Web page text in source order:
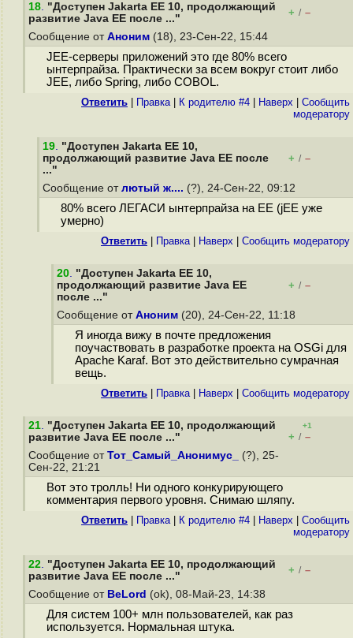
18. "Доступен Jakarta EE 10, продолжающий
развитие Java EE после ..."
+ / –
Сообщение от Аноним (18), 23-Сен-22, 15:44
JEE-серверы приложений это где 80% всего
ынтерпрайза. Практически за всем вокруг стоит либо
JEE, либо Spring, либо COBOL.
Ответить Правка| К родителю #4 Наверх
Cообщить
модератору
19. "Доступен Jakarta EE 10,
продолжающий развитие Java EE после
..."
+ / –
Сообщение от лютый ж.... (?), 24-Сен-22, 09:12
80% всего ЛЕГАСИ ынтерпрайза на ЕЕ (jEE уже
умерно)
Ответить Правка| Наверх Cообщить модератору
20. "Доступен Jakarta EE 10,
продолжающий развитие Java EE
после ..."
+ / –
Сообщение от Аноним (20), 24-Сен-22, 11:18
Я иногда вижу в почте предложения
поучаствовать в разработке проекта на OSGi для
Apache Karaf. Вот это действительно сумрачная
вещь.
Ответить Правка| Наверх Cообщить модератору
21. "Доступен Jakarta EE 10, продолжающий
развитие Java EE после ..."
+1
+ / –
Сообщение от Тот_Самый_Анонимус_
(?), 25-
Сен-22, 21:21
Вот это тролль! Ни одного конкурирующего
комментария первого уровня. Снимаю шляпу.
Ответить Правка| К родителю #4 Наверх
Cообщить
модератору
22. "Доступен Jakarta EE 10, продолжающий
развитие Java EE после ..."
+ / –
Сообщение от BeLord (ok), 08-Май-23, 14:38
Для систем 100+ млн пользователей, как раз
используется. Нормальная штука.